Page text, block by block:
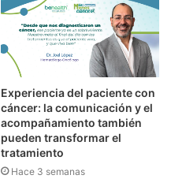
Experiencia del paciente con
cáncer: la comunicación y el
acompañamiento también
pueden transformar el
tratamiento
Hace 3 semanas